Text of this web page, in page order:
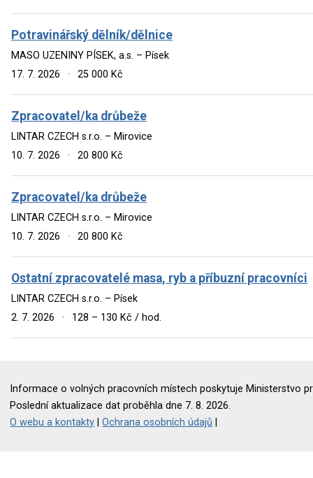
Potravinářský dělník/dělnice
MASO UZENINY PÍSEK, a.s. – Písek
17. 7. 2026
· 25 000 Kč
Zpracovatel/ka drůbeže
LINTAR CZECH s.r.o. – Mirovice
10. 7. 2026
· 20 800 Kč
Zpracovatel/ka drůbeže
LINTAR CZECH s.r.o. – Mirovice
10. 7. 2026
· 20 800 Kč
Ostatní zpracovatelé masa, ryb a příbuzní pracovníci
LINTAR CZECH s.r.o. – Písek
2. 7. 2026
· 128 – 130 Kč / hod.
Informace o volných pracovních místech poskytuje Ministerstvo
Poslední aktualizace dat proběhla dne 7. 8. 2026.
O webu a kontakty |Ochrana osobních údajů